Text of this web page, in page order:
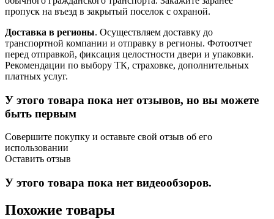
пропуск на въезд в закрытый поселок с охраной.
Доставка в регионы. Осуществляем доставку до
транспортной компании и отправку в регионы. Фотоотчет
перед отправкой, фиксация целостности двери и упаковки.
Рекомендации по выбору ТК, страховке, дополнительных
платных услуг.
У этого товара пока нет отзывов, но вы можете
быть первым
Совершите покупку и оставьте свой отзыв об его
использовании
Оставить отзыв
У этого товара пока нет видеообзоров.
Похожие товары